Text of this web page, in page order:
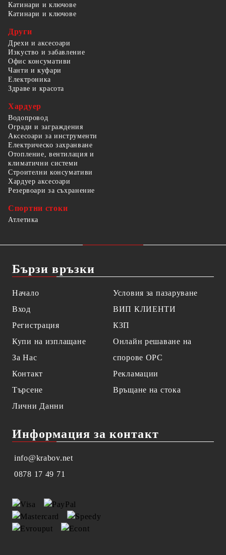
Катинари и ключове
Катинари и ключове
Други
Дрехи и аксесоари
Изкуство и забавление
Офис консумативи
Чанти и куфари
Електроника
Здраве и красота
Хардуер
Водопровод
Огради и заграждения
Аксесоари за инструменти
Електрическо захранване
Отопление, вентилация и
климатични системи
Строителни консумативи
Хардуер аксесоари
Резервоари за съхранение
Спортни стоки
Атлетика
Бързи връзки
Начало
Вход
Регистрация
Купи на изплащане
За Нас
Контакт
Търсене
Лични Данни
Условия за пазаруване
ВИП КЛИЕНТИ
КЗП
Онлайн решаване на
спорове OPC
Рекламации
Връщане на стока
Информация за контакт
info@krabov.net
0878 17 49 71